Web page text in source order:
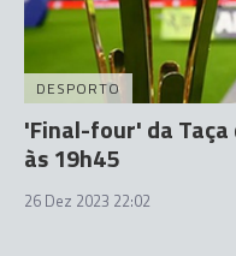
DESPORTO
'Final-four' da Taça
às 19h45
26 Dez 2023 22:02